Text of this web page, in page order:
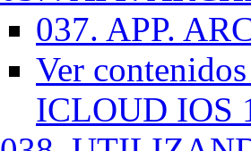
037. APP.
Ver
ICLOUD IOS